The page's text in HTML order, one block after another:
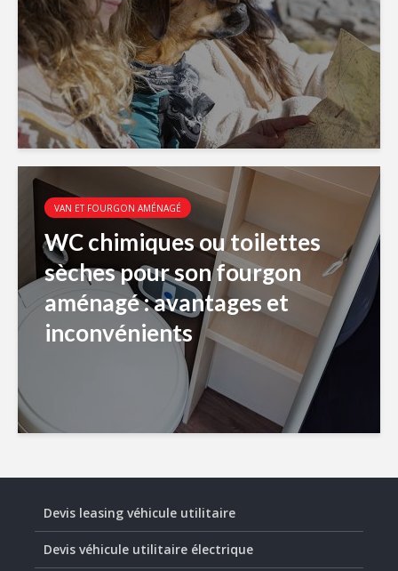
VAN ET FOURGON AMÉNAGÉ
WC chimiques ou toilettes
sèches pour son fourgon
aménagé : avantages et
inconvénients
Devis leasing véhicule utilitaire
Devis véhicule utilitaire électrique